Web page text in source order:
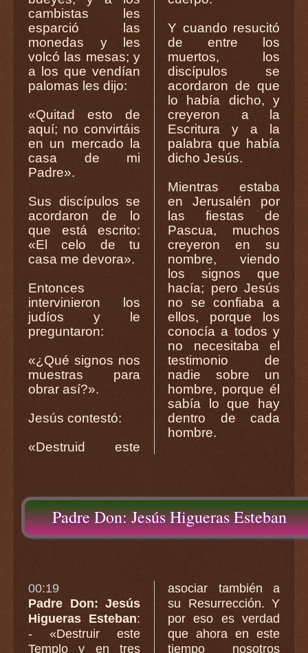
cambistas les
esparció las
monedas y les
volcó las mesas; y
a los que vendían
palomas les dijo:
«Quitad esto de
aquí; no convirtáis
en un mercado la
casa de mi
Padre».
Sus discípulos se
acordaron de lo
que está escrito:
«El celo de tu
casa me devora».
Entonces
intervinieron los
judíos y le
preguntaron:
«¿Qué signos nos
muestras para
obrar así?».
Jesús contestó:
«Destruid este
Y cuando resucitó
de entre los
muertos, los
discípulos se
acordaron de que
lo había dicho, y
creyeron a la
Escritura y a la
palabra que había
dicho Jesús.
Mientras estaba
en Jerusalén por
las fiestas de
Pascua, muchos
creyeron en su
nombre, viendo
los signos que
hacía; pero Jesús
no se confiaba a
ellos, porque los
conocía a todos y
no necesitaba el
testimonio de
nadie sobre un
hombre, porque él
sabía lo que hay
dentro de cada
hombre.
Padre Don: Jesús Higueras Esteban
00:19
Padre Don: Jesús
Higueras Esteban:
- «Destruir este
Templo y en tres
asociar también a
su Resurrección. Y
por eso es verdad
que ahora en este
tiempo nosotros